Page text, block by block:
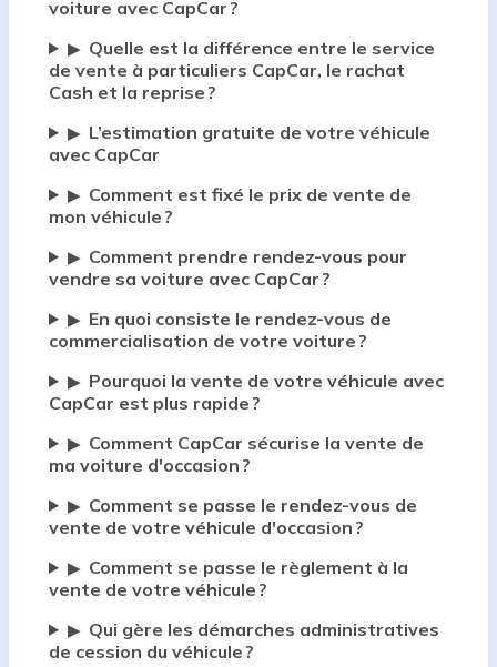
voiture avec CapCar ?
▶ Quelle est la différence entre le service
de vente à particuliers CapCar, le rachat
Cash et la reprise ?
▶ L’estimation gratuite de votre véhicule
avec CapCar
▶ Comment est fixé le prix de vente de
mon véhicule ?
▶ Comment prendre rendez-vous pour
vendre sa voiture avec CapCar ?
▶ En quoi consiste le rendez-vous de
commercialisation de votre voiture ?
▶ Pourquoi la vente de votre véhicule avec
CapCar est plus rapide ?
▶ Comment CapCar sécurise la vente de
ma voiture d'occasion ?
▶ Comment se passe le rendez-vous de
vente de votre véhicule d'occasion ?
▶ Comment se passe le règlement à la
vente de votre véhicule ?
▶ Qui gère les démarches administratives
de cession du véhicule ?